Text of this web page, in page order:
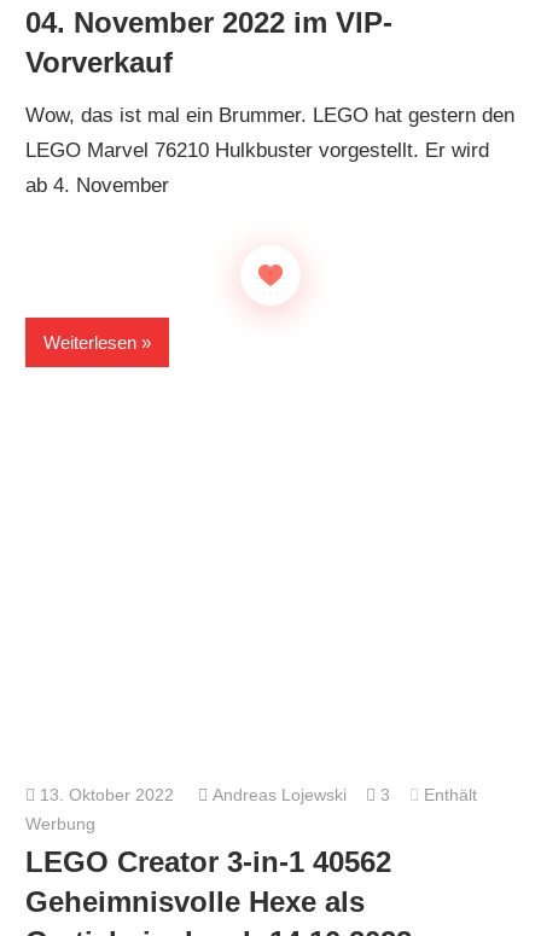
04. November 2022 im VIP-
Vorverkauf
Wow, das ist mal ein Brummer. LEGO hat gestern den
LEGO Marvel 76210 Hulkbuster vorgestellt. Er wird
ab 4. November
Weiterlesen
13. Oktober 2022 Andreas Lojewski 3
Enthält
Werbung
LEGO Creator 3-in-1 40562
Geheimnisvolle Hexe als